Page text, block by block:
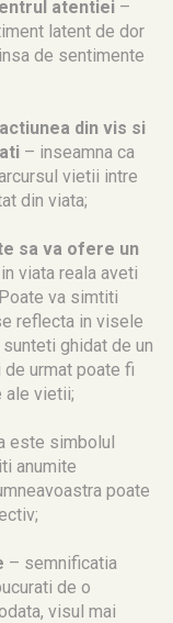
atentiei –
latent de dor
de sentimente
din vis si
– inseamna ca
vietii intre
din viata;
sa va ofere un
viata reala aveti
va simtiti
reflecta in visele
ghidat de un
urmat poate fi
ale vietii;
este simbolul
anumite
poate
– semnificatia
de o
visul mai